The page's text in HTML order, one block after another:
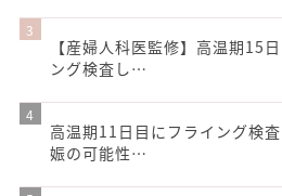
【産婦人科医監修】高温期15
ング検査し…
高温期11日目にフライング検
娠の可能性…